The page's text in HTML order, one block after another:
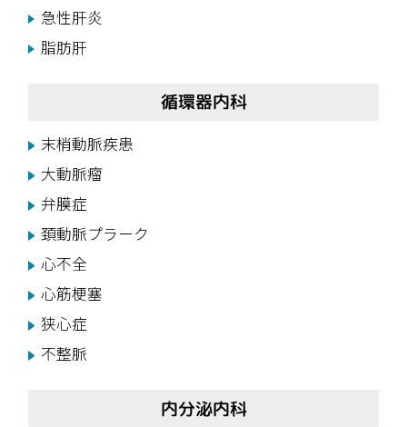
急性肝炎
脂肪肝
循環器内科
末梢動脈疾患
大動脈瘤
弁膜症
頚動脈プラーク
心不全
心筋梗塞
狭心症
不整脈
内分泌内科